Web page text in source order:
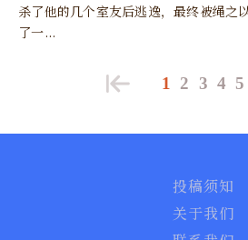
杀了他的几个室友后逃逸，最终被绳之
了一...
1 2 3 4 5
投稿须知
关于我们